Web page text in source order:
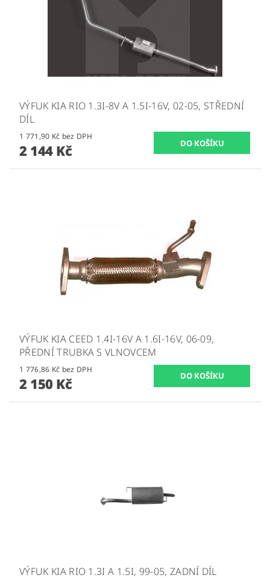
VÝFUK KIA RIO 1.3I-8V A 1.5I-16V, 02-05, STŘEDNÍ
DÍL
1 771,90 Kč bez DPH
2 144 Kč
VÝFUK KIA CEED 1.4I-16V A 1.6I-16V, 06-09,
PŘEDNÍ TRUBKA S VLNOVCEM
1 776,86 Kč bez DPH
2 150 Kč
VÝFUK KIA RIO 1.3I A 1.5I, 99-05, ZADNÍ DÍL